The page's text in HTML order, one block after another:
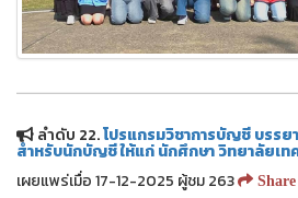
ลำดับ 22.โปรแกรมวิชาการบัญชี บรร
สำหรับนักบัญชี ให้แก่ นักศึกษา วิทยาลัยเ
เผยแพร่เมื่อ 17-12-2025 ผู้ชม 263
Share